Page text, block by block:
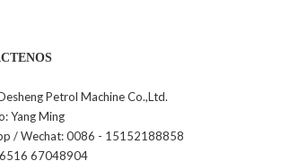
Petrol Machine Co.,Ltd.
Yang Ming
/ Wechat: 0086 - 15152188858
67048904